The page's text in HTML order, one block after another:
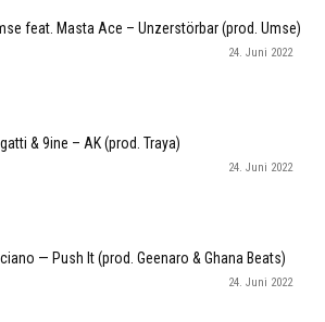
feat. Masta Ace – Unzerstörbar (prod. Umse)
24. Juni 2022
& 9ine – AK (prod. Traya)
24. Juni 2022
— Push It (prod. Geenaro & Ghana Beats)
24. Juni 2022